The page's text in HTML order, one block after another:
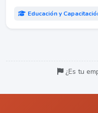
Educación y
¿Es tu